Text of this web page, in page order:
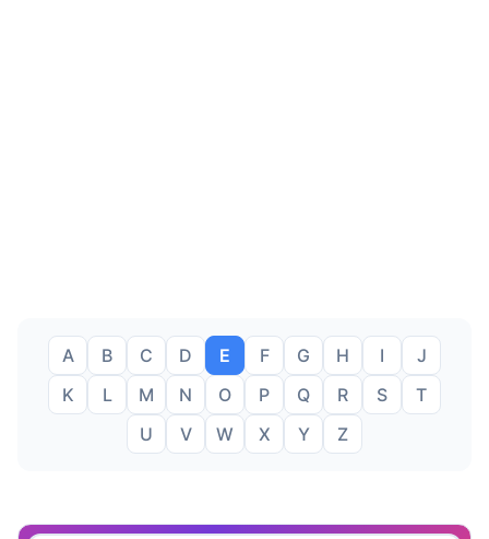
A B C D E F G H I
J
K
L M N O P Q R S
T
U
V W X Y Z